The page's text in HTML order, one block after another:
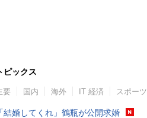
ピックス
要 国内 海外 IT 経済 スポーツ
「結婚してくれ」鶴瓶が公開求婚